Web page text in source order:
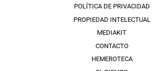
POLÍTICA DE PRIVACIDAD
PROPIEDAD INTELECTUAL
MEDIAKIT
CONTACTO
HEMEROTECA